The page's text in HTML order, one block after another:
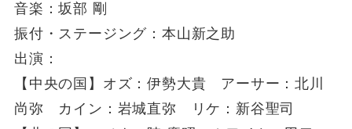
音楽：坂部 剛
振付・ステージング：本山新之助
出演：
【中央の国】オズ：伊勢大貴 アーサー：北川
尚弥 カイン：岩城直弥 リケ：新谷聖司